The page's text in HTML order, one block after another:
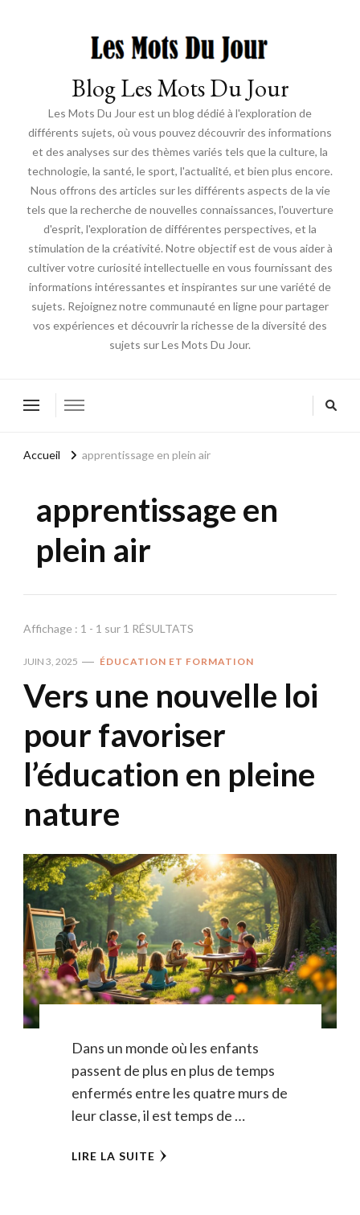
Blog Les Mots Du Jour
Les Mots Du Jour est un blog dédié à l'exploration de
différents sujets, où vous pouvez découvrir des informations
et des analyses sur des thèmes variés tels que la culture, la
technologie, la santé, le sport, l'actualité, et bien plus encore.
Nous offrons des articles sur les différents aspects de la vie
tels que la recherche de nouvelles connaissances, l'ouverture
d'esprit, l'exploration de différentes perspectives, et la
stimulation de la créativité. Notre objectif est de vous aider à
cultiver votre curiosité intellectuelle en vous fournissant des
informations intéressantes et inspirantes sur une variété de
sujets. Rejoignez notre communauté en ligne pour partager
vos expériences et découvrir la richesse de la diversité des
sujets sur Les Mots Du Jour.
Accueil apprentissage en plein air
apprentissage en
plein air
Affichage : 1 - 1 sur 1 RÉSULTATS
JUIN 3, 2025 ÉDUCATION ET FORMATION
Vers une nouvelle loi
pour favoriser
l’éducation en pleine
nature
Dans un monde où les enfants
passent de plus en plus de temps
enfermés entre les quatre murs de
leur classe, il est temps de …
LIRE LA SUITE